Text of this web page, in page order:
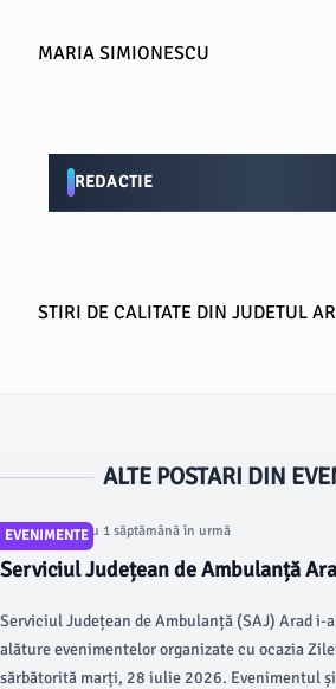
MARIA SIMIONESCU
REDACTIE
STIRI DE CALITATE DIN JUDETUL
ALTE POSTARI DIN
EVENIMENTE
Articol postat cu 1 săptămână în urmă
Serviciul Județean de Ambulanță
arădene
Serviciul Județean de Ambulanță (SAJ) Arad i-
alăture evenimentelor organizate cu ocazia
sărbătorită marți, 28 iulie 2026. Evenimentul